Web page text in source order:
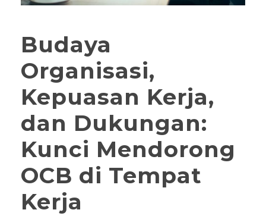
Budaya
Organisasi,
Kepuasan Kerja,
dan Dukungan:
Kunci Mendorong
OCB di Tempat
Kerja